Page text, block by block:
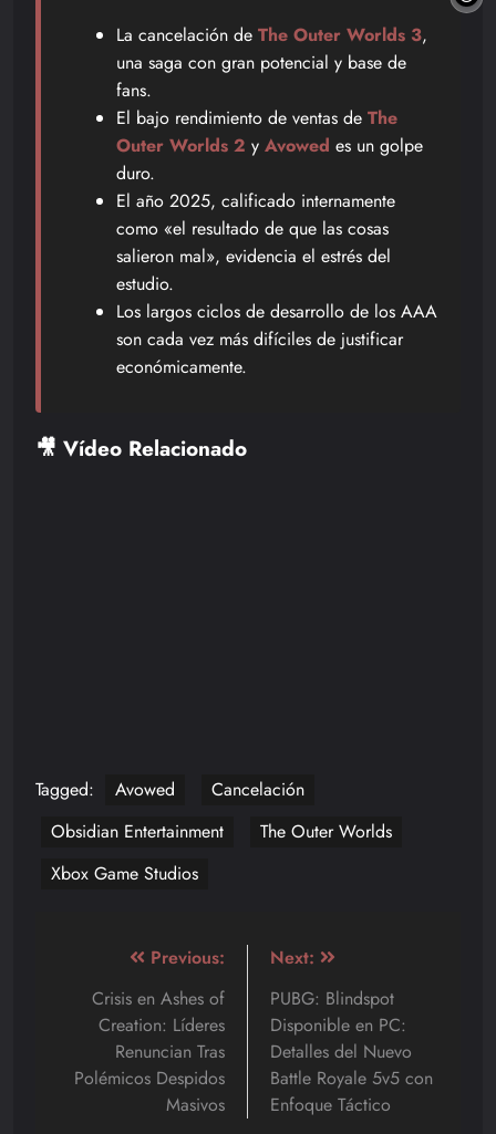
La cancelación de The Outer Worlds 3,
una saga con gran potencial y base de
fans.
El bajo rendimiento de ventas de The
Outer Worlds 2 y Avowed es un golpe
duro.
El año 2025, calificado internamente
como «el resultado de que las cosas
salieron mal», evidencia el estrés del
estudio.
Los largos ciclos de desarrollo de los AAA
son cada vez más difíciles de justificar
económicamente.
🎥 Vídeo Relacionado
Tagged: Avowed
Cancelación
Obsidian Entertainment
The Outer Worlds
Xbox Game Studios
Navegación
entradas
Previous:
Crisis en Ashes of
Creation: Líderes
Renuncian Tras
Polémicos Despidos
Masivos
Next:
PUBG: Blindspot
Disponible en PC:
Detalles del Nuevo
Battle Royale 5v5 con
Enfoque Táctico